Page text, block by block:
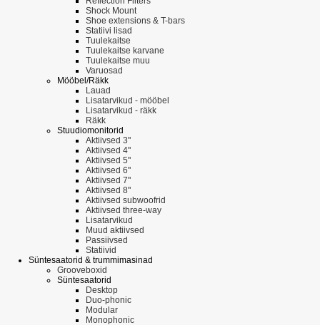
Shock Mount
Shoe extensions & T-bars
Statiivi lisad
Tuulekaitse
Tuulekaitse karvane
Tuulekaitse muu
Varuosad
Mööbel/Räkk
Lauad
Lisatarvikud - mööbel
Lisatarvikud - räkk
Räkk
Stuudiomonitorid
Aktiivsed 3"
Aktiivsed 4"
Aktiivsed 5"
Aktiivsed 6"
Aktiivsed 7"
Aktiivsed 8"
Aktiivsed subwoofrid
Aktiivsed three-way
Lisatarvikud
Muud aktiivsed
Passiivsed
Statiivid
Süntesaatorid & trummimasinad
Grooveboxid
Süntesaatorid
Desktop
Duo-phonic
Modular
Monophonic